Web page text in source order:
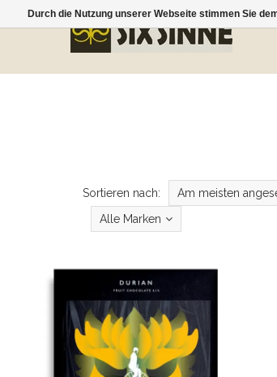
Sortieren nach: Am meisten
Alle Marken
Durch die Nutzung unserer Webseite stimmen Sie